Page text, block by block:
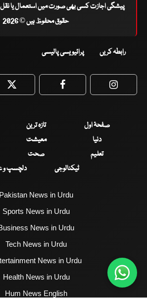
پیشگی اجازت کسی بھی صورت میں استعمال یا نقل
حقوق محفوظ ہیں © 2026
رابطہ کریں پرائیویسی پالیسی
Twitter Facebook
صفحۂ اول تازہ ترین
دنیا
معیشت
تعلیم
صحت
ٹیکنالوجی
دلچسپ
Pakistan News in Urdu
Sports News in Urdu
News in Urdu
Tech News in Urdu
News in Urdu
Health News in Urdu
Hum News English